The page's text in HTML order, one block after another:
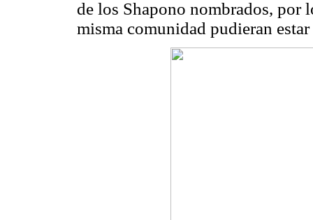
de los Shapono nombrados, por
misma comunidad pudieran